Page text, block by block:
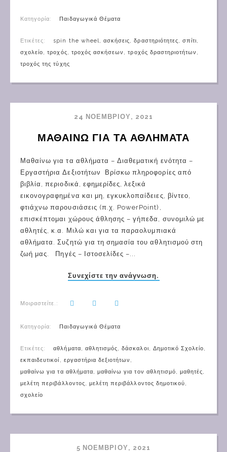
Κατηγορία: Παιδαγωγικά Θέματα
Ετικέτες: spin the wheel,ασκήσεις,δραστηριότητες,σπίτι,
σχολείο,τροχός, τροχός ασκήσεων ,τροχός δραστηριοτήτων ,
τροχός της τύχης
24 ΝΟΕΜΒΡΊΟΥ, 2021
ΜΑΘΑΙΝΩ ΓΙΑ ΤΑ ΑΘΛΗΜΑΤΑ
Μαθαίνω για τα αθλήματα – Διαθεματική ενότητα –
Εργαστήρια Δεξιοτήτων Βρίσκω πληροφορίες από
βιβλία, περιοδικά, εφημερίδες, λεξικά
εικονογραφημένα και μη, εγκυκλοπαίδειες, βίντεο,
φτιάχνω παρουσιάσεις (π.χ. PowerPoint),
επισκέπτομαι χώρους άθλησης – γήπεδα, συνομιλώ με
αθλητές, κ.α. Μιλώ και για τα παραολυμπιακά
αθλήματα. Συζητώ για τη σημασία του αθλητισμού στη
ζωή μας. Πηγές – Ιστοσελίδες –...
Συνεχίστε την ανάγνωση.
Μοιραστείτε.:
Κατηγορία: Παιδαγωγικά Θέματα
Ετικέτες: αθλήματα, αθλητισμός,δάσκαλοι, Δημοτικό Σχολείο,
εκπαιδευτικοί, εργαστήρια δεξιοτήτων ,
μαθαίνω για τα αθλήματα,μαθαίνω για τον αθλητισμό,μαθητές,
μελέτη περιβάλλοντος, μελέτη περιβάλλοντος δημοτικού,
σχολείο
5 ΝΟΕΜΒΡΊΟΥ, 2021